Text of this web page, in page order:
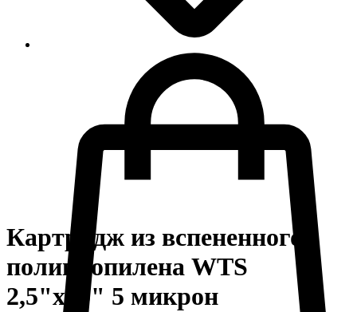
Картридж из вспененного
полипропилена WTS
2,5"х10" 5 микрон